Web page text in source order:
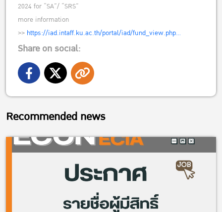
2024 for “SA”/ “SRS”
more information
>> https://iad.intaff.ku.ac.th/portal/iad/fund_view.php…
Share on social:
Recommended news